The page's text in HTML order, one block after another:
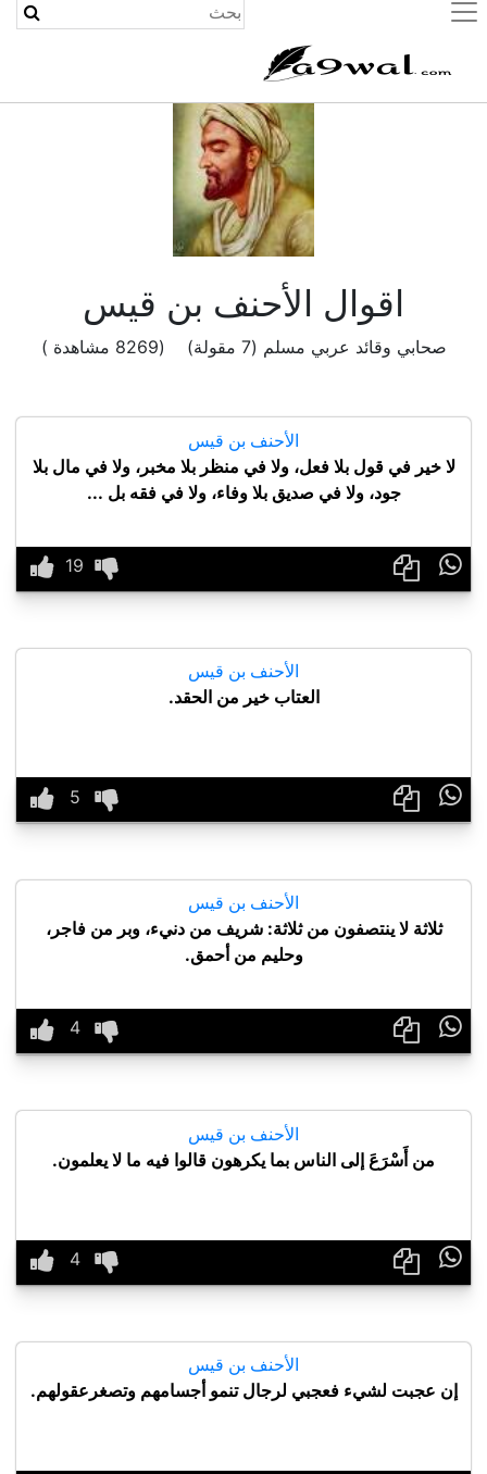
(current)
اقوال الأحنف بن قيس
صحابي وقائد عربي مسلم (7 مقولة) (8269 مشاهدة )
الأحنف بن قيس
لا خير في قول بلا فعل، ولا في منظر بلا مخبر، ولا في مال بلا
جود، ولا في صديق بلا وفاء، ولا في فقه بل ...

الأحنف بن قيس
العتاب خير من الحقد.

الأحنف بن قيس
ثلاثة لا ينتصفون من ثلاثة: شريف من دنيء، وبر من فاجر،
وحليم من أحمق.

الأحنف بن قيس
من أَسْرَعَ إلى الناس بما يكرهون قالوا فيه ما لا يعلمون.

الأحنف بن قيس
إن عجبت لشيء فعجبي لرجال تنمو أجسامهم وتصغرعقولهم.